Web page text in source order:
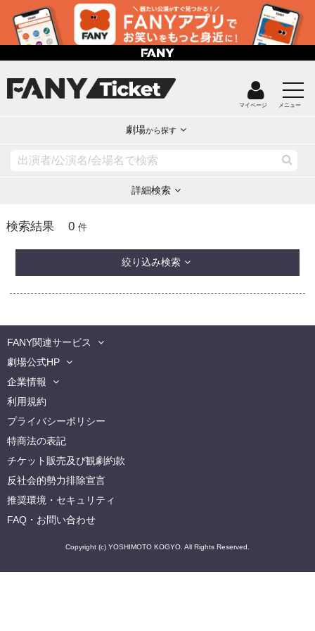
マイページ メニュー
劇場から探す
詳細検索
検索結果 0 件
絞り込み検索
FANY関連サービス
劇場公式HP
企業情報
利用規約
プライバシーポリシー
特商法の表記
チケット販売及び観劇約款
反社会的勢力排除宣言
推奨環境・セキュリティ
FAQ・お問い合わせ
Copyright (c) YOSHIMOTO KOGYO. All Rights Reserved.